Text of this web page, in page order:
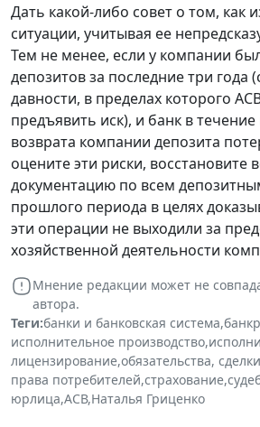
Дать какой-либо совет о том, как
ситуации, учитывая ее
Тем не менее, если у компании
депозитов за последние три года
давности, в пределах которого
предъявить иск), и банк в
возврата компании депозита
оцените эти риски, восстановите
документацию по всем
прошлого периода в целях
эти операции не выходили за
хозяйственной деятельности
Мнение редакции может не
автора.
Теги:банки и банковская система,
исполнительное производство,
лицензирование,обязательства, сделки
права потребителей,страхование,
юрлица,АСВ,Наталья Гриценко